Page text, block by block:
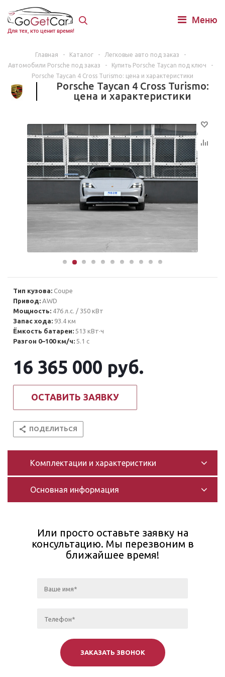
Для тех, кто ценит время!
Меню
Главная - Каталог - Легковые авто под заказ
-
Автомобили Porsche под заказ
- Купить Porsche Taycan под ключ
-
Porsche Taycan 4 Cross Turismo: цена и характеристики
Porsche Taycan 4 Cross Turismo:
цена и характеристики
Тип кузова: Coupe
Привод: AWD
Мощность: 476 л.с. / 350 кВт
Запас хода: 93.4 км
Ёмкость батареи: 513 кВт·ч
Разгон 0–100 км/ч: 5.1 с
16 365 000 руб.
ОСТАВИТЬ ЗАЯВКУ
ПОДЕЛИТЬСЯ
Комплектации и характеристики
Основная информация
Или просто оставьте заявку на
консультацию. Мы перезвоним в
ближайшее время!